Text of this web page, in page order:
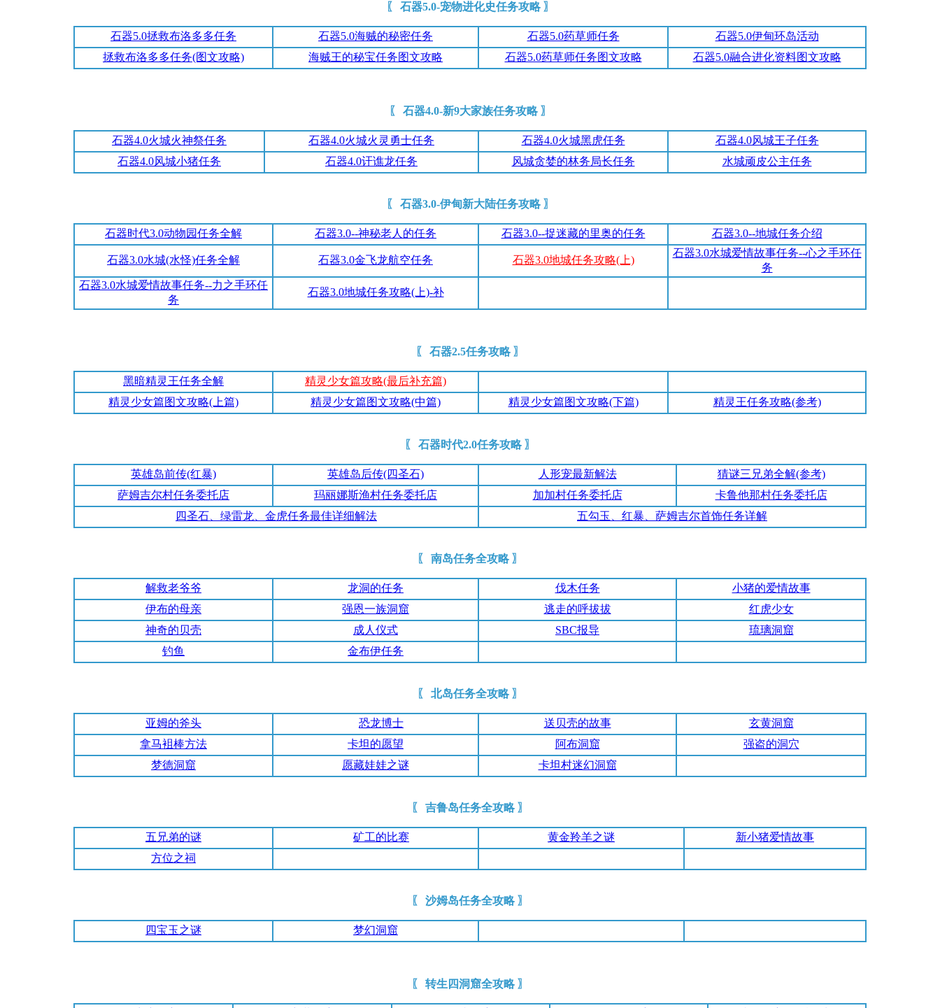
〖 石器5.0-宠物进化史任务攻略 〗
石器5.0拯救布洛多多任务 石器5.0海贼的秘密任务 石器5.0药草师任务
石器5.0伊甸环岛活动
拯救布洛多多任务(图文攻略)
海贼王的秘宝任务图文攻略 石器5.0药草师任务图文攻略 石器5.0融合进化资料图文攻略
〖 石器4.0-新9大家族任务攻略 〗
石器4.0火城火神祭任务 石器4.0火城火灵勇士任务 石器4.0火城黑虎任务
石器4.0风城王子任务
石器4.0风城小猪任务
石器4.0讦谯龙任务 风城贪婪的林务局长任务 水城顽皮公主任务
〖 石器3.0-伊甸新大陆任务攻略 〗
石器时代3.0动物园任务全解 石器3.0--神秘老人的任务 石器3.0--捉迷藏的里奥的任务 石器3.0--地城任务介绍
石器3.0水城(水怪)任务全解 石器3.0金飞龙航空任务 石器3.0地城任务攻略(上)
石器3.0水城爱情故事任务--心之手环任
务
石器3.0水城爱情故事任务--力之手环任
务
石器3.0地城任务攻略(上)-补
〖 石器2.5任务攻略 〗
黑暗精灵王任务全解
精灵少女篇攻略(最后补充篇)
精灵少女篇图文攻略(上篇)
精灵少女篇图文攻略(中篇) 精灵少女篇图文攻略(下篇) 精灵王任务攻略(参考)
〖 石器时代2.0任务攻略 〗
英雄岛前传(红暴) 英雄岛后传(四圣石) 人形宠最新解法
猜谜三兄弟全解(参考)
萨姆吉尔村任务委托店
玛丽娜斯渔村任务委托店 加加村任务委托店
卡鲁他那村任务委托店
四圣石、绿雷龙、金虎任务最佳详细解法
五勾玉、红暴、萨姆吉尔首饰任务详解
〖 南岛任务全攻略 〗
解救老爷爷 龙洞的任务 伐木任务
小猪的爱情故事
伊布的母亲
强恩一族洞窟 逃走的呼拔拔
红虎少女
神奇的贝壳
成人仪式 SBC报导
琉璃洞窟
钓鱼
金布伊任务
〖 北岛任务全攻略 〗
亚姆的斧头 恐龙博士 送贝壳的故事
玄黄洞窟
拿马袓棒方法
卡坦的愿望 阿布洞窟
强盗的洞穴
梦德洞窟
愿藏娃娃之谜 卡坦村迷幻洞窟
〖 吉鲁岛任务全攻略 〗
五兄弟的谜 矿工的比赛 黄金羚羊之谜
新小猪爱情故事
方位之祠
〖 沙姆岛任务全攻略 〗
四宝玉之谜 梦幻洞窟
〖 转生四洞窟全攻略 〗